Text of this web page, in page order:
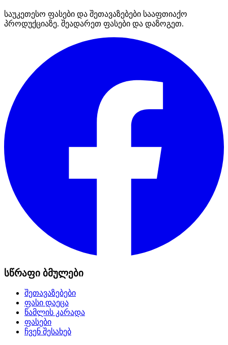
საუკეთესო ფასები და შეთავაზებები სააფთიაქო
პროდუქციაზე. შეადარეთ ფასები და დაზოგეთ.
სწრაფი ბმულები
შეთავაზებები
ფასი დაეცა
წამლის კარადა
ფასები
ჩვენ შესახებ